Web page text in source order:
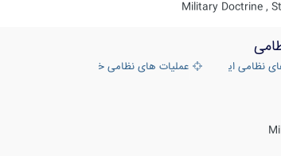
Military Doctrine ,
نظامی ایران عملیات های نظامی خارجی